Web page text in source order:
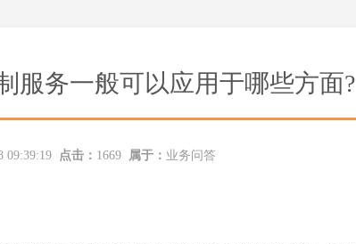
服务一般可以应用于哪些方面?
09:39:19 点击： 1669 属于： 业务问答